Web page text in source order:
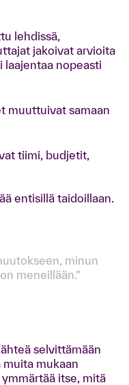
lehdissä,
jakoivat arvioita
laajentaa nopeasti
muuttuivat samaan
tiimi, budjetit,
entisillä taidoillaan.
minun
meneillään.”
selvittämään
muita mukaan
itse, mitä